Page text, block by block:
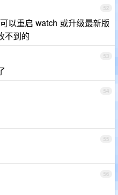
52
以重启 watch 或升级最新版
不到的
53
54
55
56